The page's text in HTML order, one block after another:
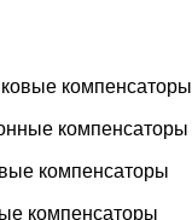
компенсаторы
компенсаторы
компенсаторы
компенсаторы